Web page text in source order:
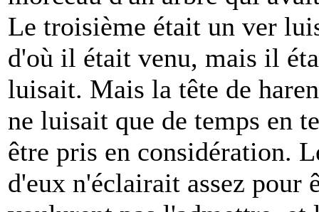
Le troisième était un ver
d'où il était venu, mais il
luisait. Mais la tête de
ne luisait que de temps en
être pris en considération.
d'eux n'éclairait assez pour